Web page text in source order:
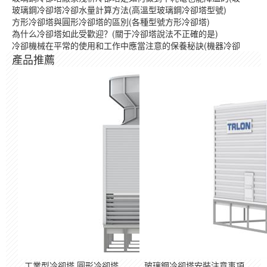
玻璃鋼冷卻塔冷卻水量計算方法(高溫型玻璃鋼冷卻塔型號)
方形冷卻塔與圓形冷卻塔的區別(各種型號方形冷卻塔)
為什么冷卻塔如此受歡迎？(關于冷卻塔說法不正確的是)
冷卻機械在平常的使用和工作中應當注意的保養秘訣(機器冷卻
產品推薦